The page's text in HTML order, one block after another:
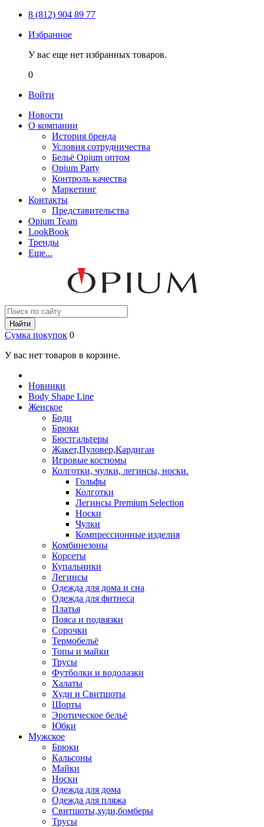
8 (812) 904 89 77
Избранное
У вас еще нет избранных товаров.
0
Войти
Новости
О компании
История бренда
Условия сотрудничества
Бельё Opium оптом
Opium Party
Контроль качества
Маркетинг
Контакты
Представительства
Opium Team
LookBook
Тренды
Еще...
Найти
Сумка покупок 0
У вас нет товаров в корзине.
Новинки
Body Shape Line
Женское
Боди
Брюки
Бюстгальтеры
Жакет,Пуловер,Кардиган
Игровые костюмы
Колготки, чулки, легинсы, носки.
Гольфы
Колготки
Легинсы Premium Selection
Носки
Чулки
Компрессионные изделия
Комбинезоны
Корсеты
Купальники
Легинсы
Одежда для дома и сна
Одежда для фитнеса
Платья
Пояса и подвязки
Сорочки
Термобельё
Топы и майки
Трусы
Футболки и водолазки
Халаты
Худи и Свитшоты
Шорты
Эротическое бельё
Юбки
Мужское
Брюки
Кальсоны
Майки
Носки
Одежда для дома
Одежда для пляжа
Свитшоты,худи,бомберы
Трусы